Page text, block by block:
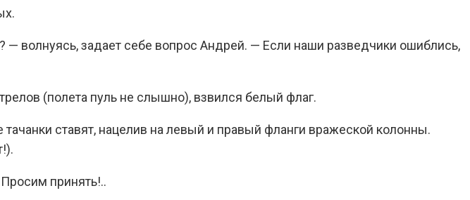
волнуясь, задает себе вопрос Андрей. — Если наши разведчики ошиблись,
(полета пуль не слышно), взвился белый флаг.
ставят, нацелив на левый и правый фланги вражеской колонны.
принять!..